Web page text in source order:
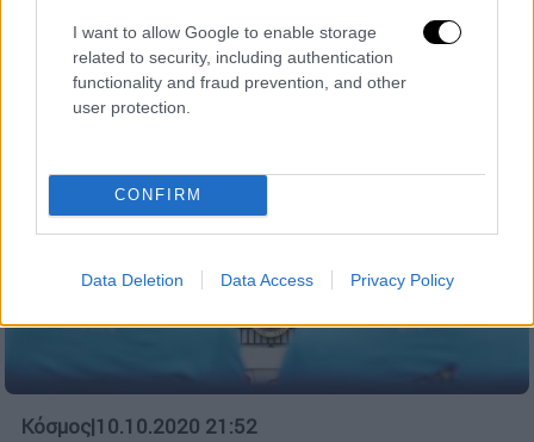
I want to allow Google to enable storage
related to security, including authentication
functionality and fraud prevention, and other
user protection.
CONFIRM
Data Deletion Data Access Privacy Policy
Κόσμος|10.10.2020 21:52